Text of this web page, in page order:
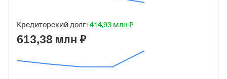
ООО "ФИЛИ-БЕЙКЕР"
Юридический адрес
143421, Московская обл, г Красногорск, тер
автодорога Балтия, 26-й км, д 8
Кредиторский долг+414,93 млн ₽
613,38 млн ₽